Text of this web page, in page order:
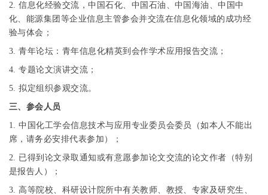
2.信息化经验交流，中国石化、中国石油、中国海油、中国中
化、能源集团等企业信息主管参会并交流在信息化领域的成功经
验与体会；
3.青年论坛：青年信息化精英到会作学术应用报告交流；
4.专题论文演讲交流；
5.拟定组织参观交流。
三、参会人员
1.中国化工学会信息技术与应用专业委员会委员（如本人不能出
席，请务必安排代表参加）；
2. 已得到论文录取通知或有意愿参加论文交流的论文作者（特别
是报告人）；
3. 高等院校、科研设计院所中有关教师、教授、专家及研究生、